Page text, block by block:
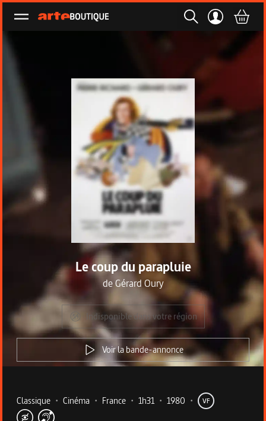
Ouvrir le menu
Le coup du parapluie
deGérard Oury
Indisponible dans votre région
Voir la bande-annonce
Metadata du programme
Classique • Cinéma • France • 1h31 • 1980 • VF